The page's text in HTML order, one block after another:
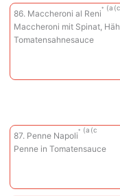
86. Maccheroni al Reni
a c
Maccheroni mit Spinat,
Tomatensahnesauce
87. Penne Napoli
a c
Penne in Tomatensauce